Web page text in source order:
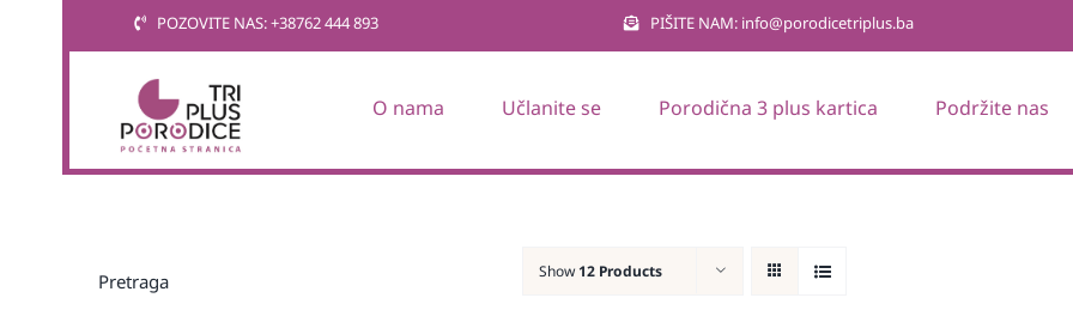
POZOVITE NAS: +38762 444 893 PIŠITE NAM: info@porodicetriplus.ba
O nama Učlanite se Porodična 3 plus kartica Podržite nas
Show 12 Products
Pretraga